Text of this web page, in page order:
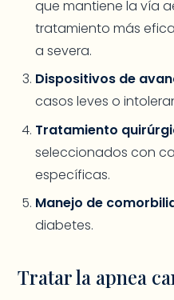
que mantiene la vía
tratamiento más
a severa.
Dispositivos de
casos leves o
Tratamiento
seleccionados con
específicas.
Manejo de
diabetes.
Tratar la apnea